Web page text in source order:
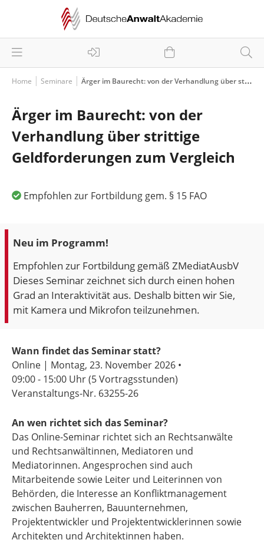
Home Seminare Ärger im Baurecht: von der Verhandlung über strittige Geldforderungen zum Vergleich
Ärger im Baurecht: von der
Verhandlung über strittige
Geldforderungen zum Vergleich
Empfohlen zur Fortbildung gem. § 15 FAO
Neu im Programm!
Empfohlen zur Fortbildung gemäß ZMediatAusbV
Dieses Seminar zeichnet sich durch einen hohen
Grad an Interaktivität aus. Deshalb bitten wir Sie,
mit Kamera und Mikrofon teilzunehmen.
Wann findet das Seminar statt?
Online | Montag, 23. November 2026 •
09:00 - 15:00 Uhr(5 Vortragsstunden)
Veranstaltungs-Nr. 63255-26
An wen richtet sich das Seminar?
Das Online-Seminar richtet sich an Rechtsanwälte
und Rechtsanwältinnen, Mediatoren und
Mediatorinnen. Angesprochen sind auch
Mitarbeitende sowie Leiter und Leiterinnen von
Behörden, die Interesse an Konfliktmanagement
zwischen Bauherren, Bauunternehmen,
Projektentwickler und Projektentwicklerinnen sowie
Architekten und Architektinnen haben.